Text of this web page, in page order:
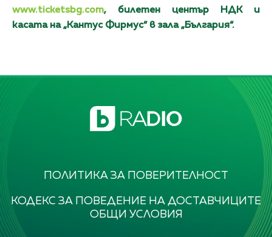
www.ticketsbg.com, билетен център НДК и
касата на „Кантус Фирмус“ в зала „България“.
ПОЛИТИКА ЗА ПОВЕРИТЕЛНОСТ
КОДЕКС ЗА ПОВЕДЕНИЕ НА ДОСТАВЧИЦИТЕ
ОБЩИ УСЛОВИЯ